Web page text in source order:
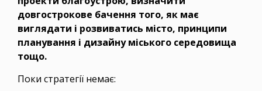
довгострокове бачення того, як має
виглядати і розвиватись місто, принципи
планування і дизайну міського середовища
тощо.
Поки стратегії немає: